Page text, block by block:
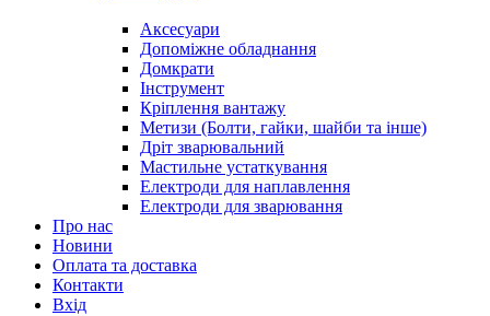
Аксесуари
Допоміжне обладнання
Домкрати
Інструмент
Кріплення вантажу
Метизи (Болти, гайки, шайби та інше)
Дріт зварювальний
Мастильне устаткування
Електроди для наплавлення
Електроди для зварювання
Про нас
Новини
Оплата та доставка
Контакти
Вхiд